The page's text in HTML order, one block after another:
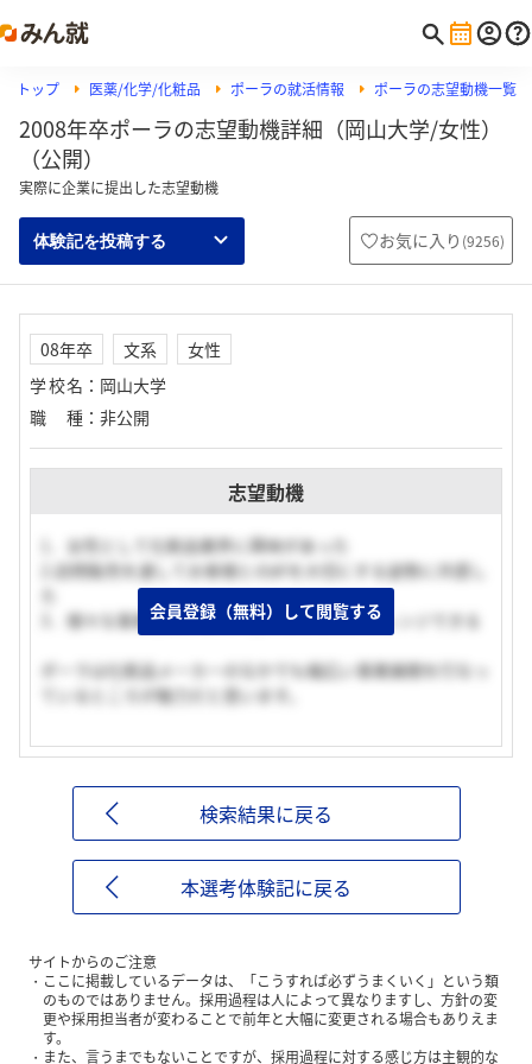
トップ 医薬/化学/化粧品 ポーラの就活情報 ポーラの志望動機一覧
2008年卒ポーラの志望動機詳細（岡山大学/女性）
（公開）
実際に企業に提出した志望動機
体験記を投稿する お気に入り (9256)
08年卒 文系
女性
学校名 ： 岡山大学
職種 ： 非公開
志望動機
1．女性として化粧品業界に興味があった
2.訪問販売を通してお客様との絆を大切にする姿勢に共感し
3．様々な事業分野があり、色々なことにチャレンジできる
ポーラは化粧品メーカーのなかでも幅広い事業展開を行なっ
ているところが魅力だと思います。
会員登録（無料）して閲覧する
検索結果に戻る
本選考体験記に戻る
サイトからのご注意
ここに掲載しているデータは、「こうすれば必ずうまくいく」という類
のものではありません。採用過程は人によって異なりますし、方針の変
更や採用担当者が変わることで前年と大幅に変更される場合もありえま
す。
また、言うまでもないことですが、採用過程に対する感じ方は主観的な